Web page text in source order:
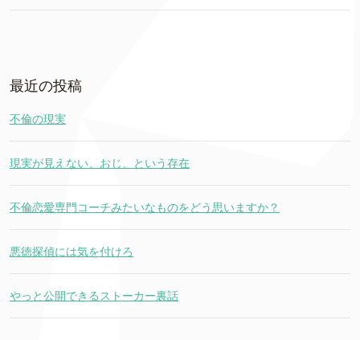
最近の投稿
不倫の現実
現実が見えない、おじ、という存在
不倫恋愛専門コーチみたいなものをどう思いますか？
悪徳探偵には気を付けろ
やっと公開できるストーカー裏話